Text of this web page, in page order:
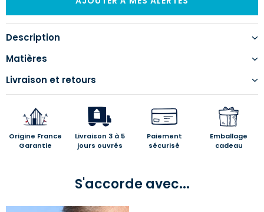
Description
Matières
Livraison et retours
Origine France
Garantie
Livraison 3 à 5
jours ouvrés
Paiement
sécurisé
Emballage
cadeau
S'accorde avec...